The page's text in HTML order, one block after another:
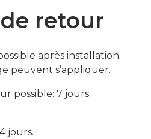
retour
après installation.
peuvent s’appliquer.
possible: 7 jours.
jours.